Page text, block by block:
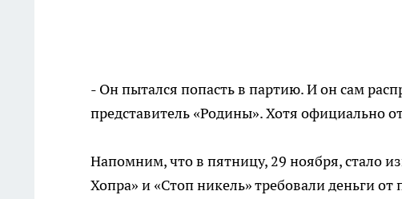
- Он пытался попасть в партию. И он сам
представитель «Родины». Хотя официально
Напомним, что в пятницу, 29 ноября, стало
Хопра» и «Стоп никель» требовали деньги